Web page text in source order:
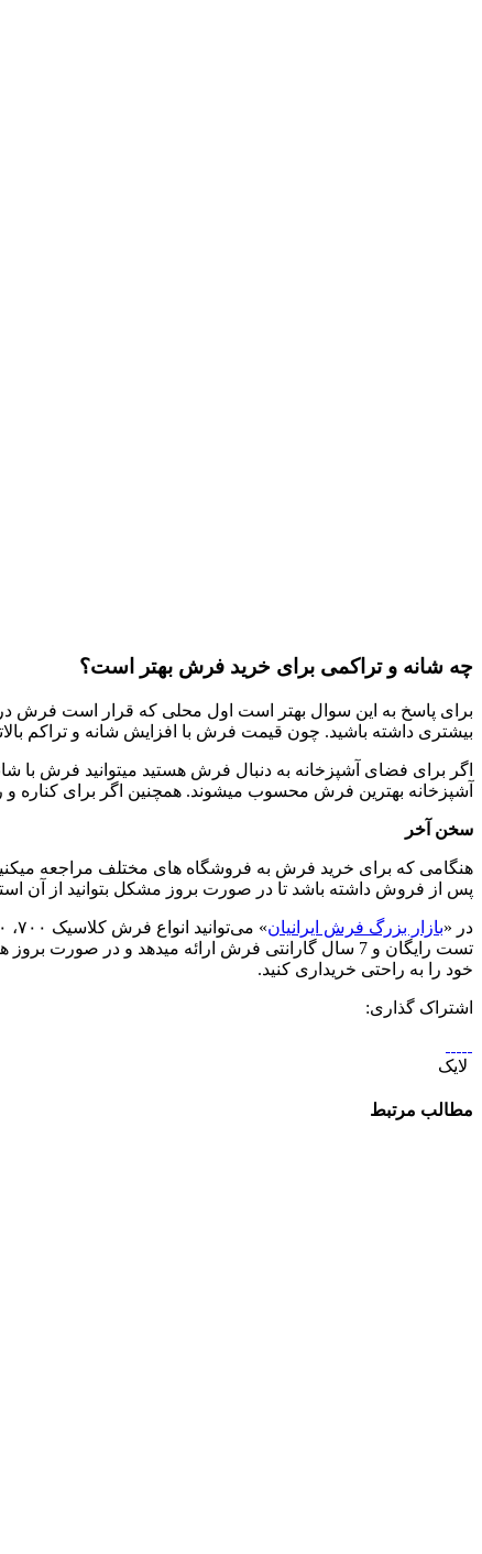
چه شانه و تراکمی برای خرید فرش بهتر است؟
برای پاسخ به این سوال بهتر است اول محلی که قرار است فرش
بیشتری داشته باشید. چون قیمت فرش با افزایش شانه و تراکم
اگر برای فضای آشپزخانه به دنبال فرش هستید میتوانید فرش با
آشپزخانه بهترین فرش محسوب میشوند. همچنین اگر برای کناره
سخن آخر
هنگامی که برای خرید فرش به فروشگاه های مختلف مراجعه
پس از فروش داشته باشد تا در صورت بروز مشکل بتوانید از آن
در «بازار بزرگ فرش ایرانیان
تست رایگان و 7 سال گارانتی فرش ارائه میدهد و
خود را به راحتی خریداری کنید.
اشتراک گذاری:
لایک
مطالب مرتبط